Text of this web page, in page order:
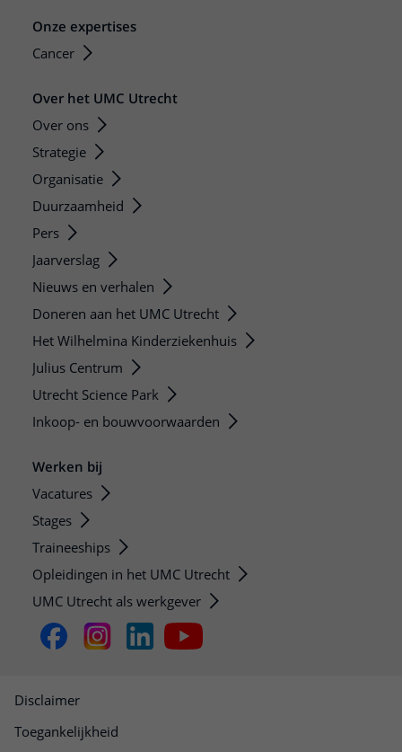
Onze expertises
Cancer
Over het UMC Utrecht
Over ons
Strategie
Organisatie
Duurzaamheid
Pers
Jaarverslag
Nieuws en verhalen
Doneren aan het UMC Utrecht
Het Wilhelmina Kinderziekenhuis
Julius Centrum
Utrecht Science Park
Inkoop- en bouwvoorwaarden
Werken bij
Vacatures
Stages
Traineeships
Opleidingen in het UMC Utrecht
UMC Utrecht als werkgever
Disclaimer
Toegankelijkheid